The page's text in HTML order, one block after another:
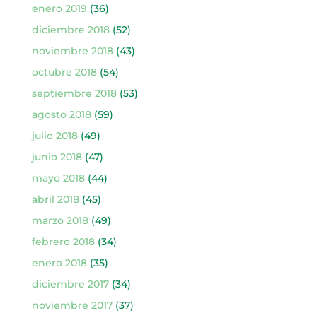
enero 2019 (36)
diciembre 2018(52)
noviembre 2018(43)
octubre 2018(54)
septiembre 2018(53)
agosto 2018(59)
julio 2018(49)
junio 2018(47)
mayo 2018(44)
abril 2018(45)
marzo 2018(49)
febrero 2018(34)
enero 2018(35)
diciembre 2017(34)
noviembre 2017(37)